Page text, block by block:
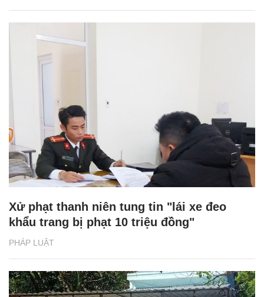
PHÁP LUẬT
Xử phạt thanh niên tung tin "lái xe đeo
khẩu trang bị phạt 10 triệu đồng"